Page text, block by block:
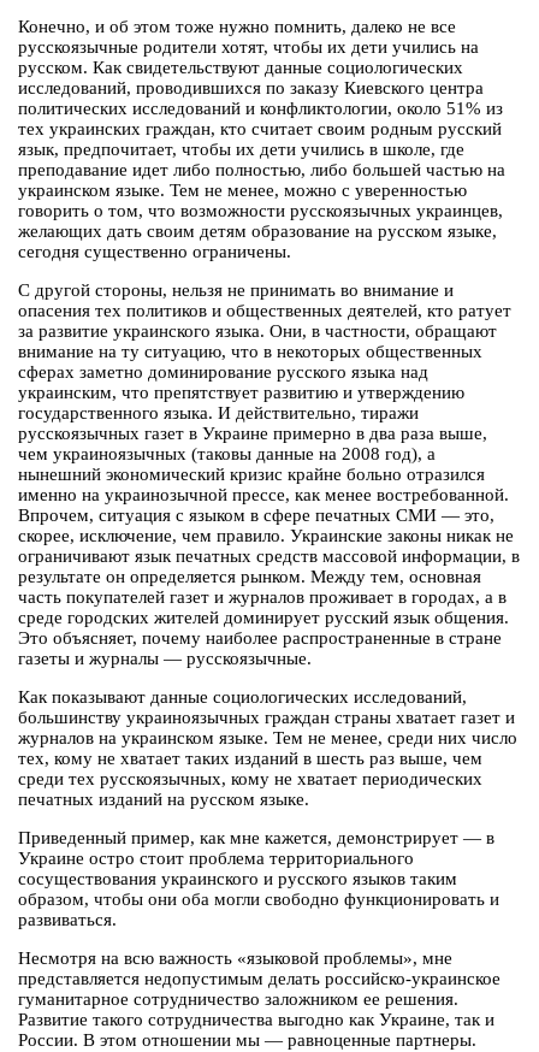
Конечно, и об этом тоже нужно помнить, далеко не все
русскоязычные родители хотят, чтобы их дети учились на
русском. Как свидетельствуют данные социологических
исследований, проводившихся по заказу Киевского центра
политических исследований и конфликтологии, около 51% из
тех украинских граждан, кто считает своим родным русский
язык, предпочитает, чтобы их дети учились в школе, где
преподавание идет либо полностью, либо большей частью на
украинском языке. Тем не менее, можно с уверенностью
говорить о том, что возможности русскоязычных украинцев,
желающих дать своим детям образование на русском языке,
сегодня существенно ограничены.
С другой стороны, нельзя не принимать во внимание и
опасения тех политиков и общественных деятелей, кто ратует
за развитие украинского языка. Они, в частности, обращают
внимание на ту ситуацию, что в некоторых общественных
сферах заметно доминирование русского языка над
украинским, что препятствует развитию и утверждению
государственного языка. И действительно, тиражи
русскоязычных газет в Украине примерно в два раза выше,
чем украиноязычных (таковы данные на 2008 год), а
нынешний экономический кризис крайне больно отразился
именно на украинозычной прессе, как менее востребованной.
Впрочем, ситуация с языком в сфере печатных СМИ — это,
скорее, исключение, чем правило. Украинские законы никак не
ограничивают язык печатных средств массовой информации, в
результате он определяется рынком. Между тем, основная
часть покупателей газет и журналов проживает в городах, а в
среде городских жителей доминирует русский язык общения.
Это объясняет, почему наиболее распространенные в стране
газеты и журналы — русскоязычные.
Как показывают данные социологических исследований,
большинству украиноязычных граждан страны хватает газет и
журналов на украинском языке. Тем не менее, среди них число
тех, кому не хватает таких изданий в шесть раз выше, чем
среди тех русскоязычных, кому не хватает периодических
печатных изданий на русском языке.
Приведенный пример, как мне кажется, демонстрирует — в
Украине остро стоит проблема территориального
сосуществования украинского и русского языков таким
образом, чтобы они оба могли свободно функционировать и
развиваться.
Несмотря на всю важность «языковой проблемы», мне
представляется недопустимым делать российско-украинское
гуманитарное сотрудничество заложником ее решения.
Развитие такого сотрудничества выгодно как Украине, так и
России. В этом отношении мы — равноценные партнеры.